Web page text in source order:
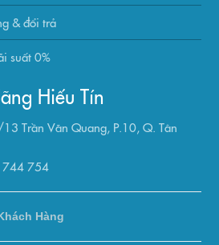
& đổi trả
suất 0%
Hiếu Tín
Trần Văn Quang, P.10, Q. Tân
744 754
Hàng